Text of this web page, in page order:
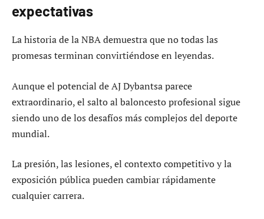
expectativas
La historia de la NBA demuestra que no todas las
promesas terminan convirtiéndose en leyendas.
Aunque el potencial de AJ Dybantsa parece
extraordinario, el salto al baloncesto profesional sigue
siendo uno de los desafíos más complejos del deporte
mundial.
La presión, las lesiones, el contexto competitivo y la
exposición pública pueden cambiar rápidamente
cualquier carrera.